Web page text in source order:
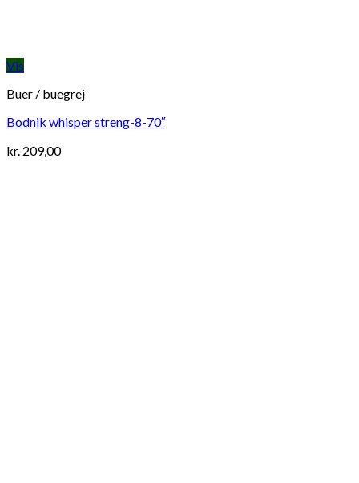
Vis
Buer / buegrej
Bodnik whisper streng-8-70″
kr. 209,00